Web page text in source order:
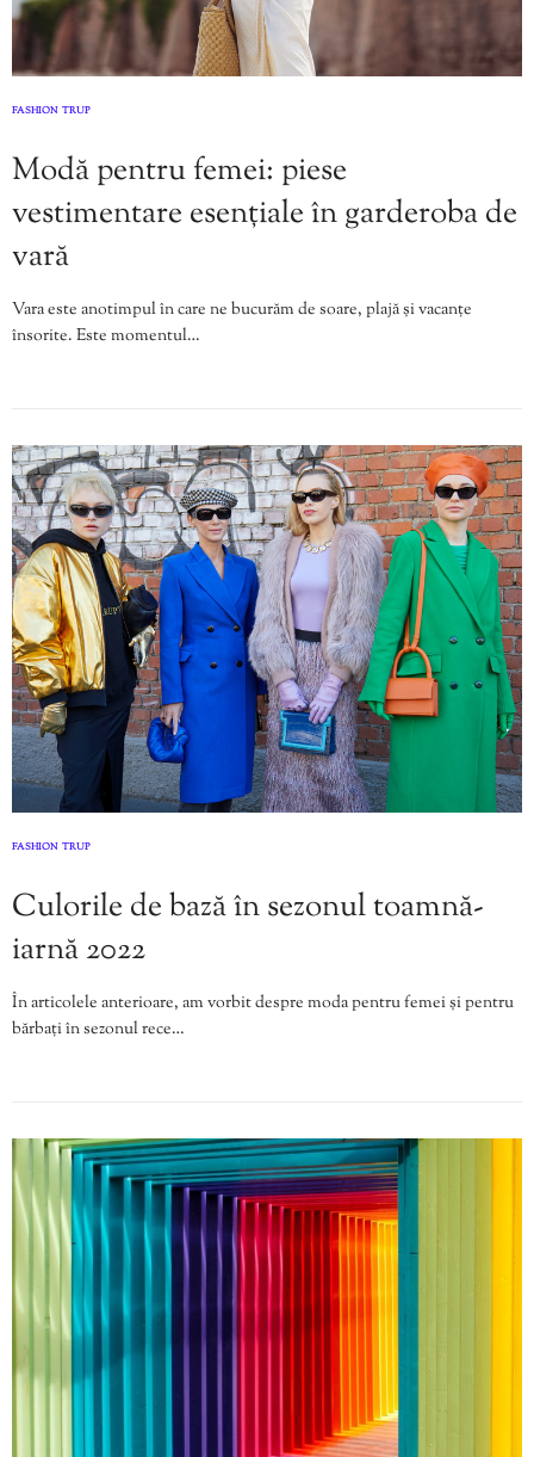
FASHION TRUP
Modă pentru femei: piese
vestimentare esențiale în garderoba de
vară
Vara este anotimpul în care ne bucurăm de soare, plajă și vacanțe
însorite. Este momentul…
FASHION TRUP
Culorile de bază în sezonul toamnă-
iarnă 2022
În articolele anterioare, am vorbit despre moda pentru femei și pentru
bărbați în sezonul rece…